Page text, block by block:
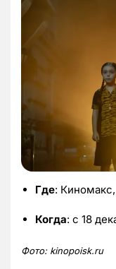
Где:
Когда: с 18
Фото: kinopoisk.ru